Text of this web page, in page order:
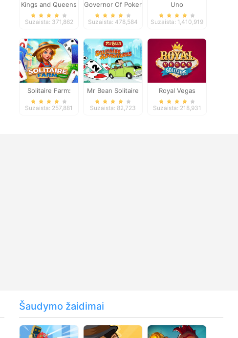
Kings and Queens
Solitaire Tripeaks
Suzaista: 371,862
Governor Of Poker
2
Suzaista: 478,584
Uno
Suzaista: 1,410,919
Solitaire Farm:
Seasons
Suzaista: 257,881
Mr Bean Solitaire
Adventures
Suzaista: 82,723
Royal Vegas
Solitaire
Suzaista: 218,931
Šaudymo žaidimai